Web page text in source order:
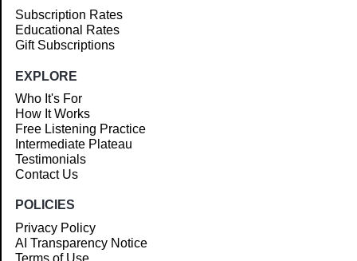
Subscription Rates
Educational Rates
Gift Subscriptions
EXPLORE
Who It's For
How It Works
Free Listening Practice
Intermediate Plateau
Testimonials
Contact Us
POLICIES
Privacy Policy
AI Transparency Notice
Terms of Use